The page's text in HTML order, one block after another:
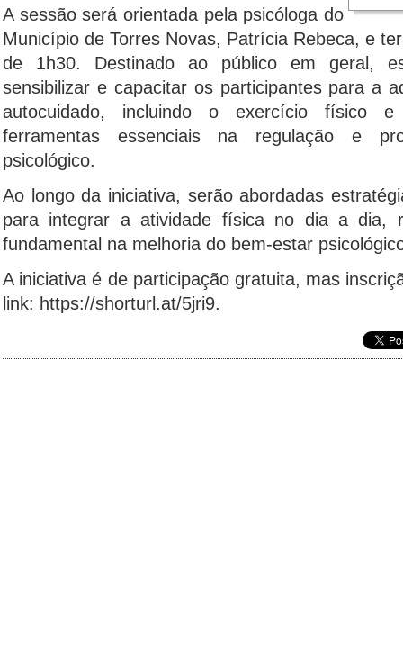
A sessão será orientada pela psicóloga do
Município de Torres Novas, Patrícia Rebeca, e
de 1h30. Destinado ao público em geral,
sensibilizar e capacitar os participantes para a
autocuidado, incluindo o exercício físico
ferramentas essenciais na regulação e
psicológico.
Ao longo da iniciativa, serão abordadas
para integrar a atividade física no dia a dia,
fundamental na melhoria do bem-estar
A iniciativa é de participação gratuita, mas
link: https://shorturl.at/5jri9.